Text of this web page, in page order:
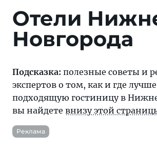
Отели
Новгорода
Подсказка: полезные советы и
экспертов о том, как и где
подходящую гостиницу в
вы найдете внизу этой
Реклама